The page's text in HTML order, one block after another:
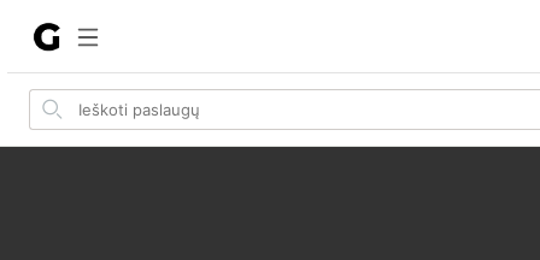
Search
items